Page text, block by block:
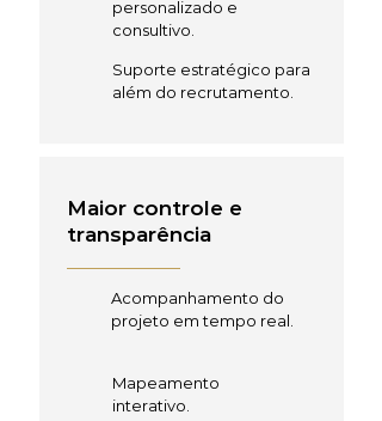
personalizado e
consultivo.
Suporte estratégico para
além do recrutamento.
Maior controle e
transparência
Acompanhamento do
projeto em tempo real.
Mapeamento
interativo.